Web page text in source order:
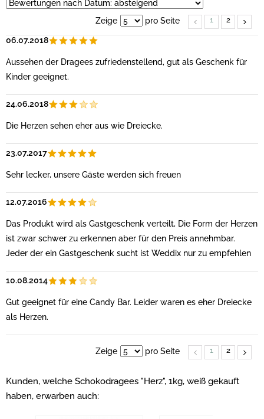
Zeige pro Seite 1 2
06.07.2018
Aussehen der Dragees zufriedenstellend, gut als Geschenk für
Kinder geeignet.
24.06.2018
Die Herzen sehen eher aus wie Dreiecke.
23.07.2017
Sehr lecker, unsere Gäste werden sich freuen
12.07.2016
Das Produkt wird als Gastgeschenk verteilt, Die Form der Herzen
ist zwar schwer zu erkennen aber für den Preis annehmbar.
Jeder der ein Gastgeschenk sucht ist Weddix nur zu empfehlen
10.08.2014
Gut geeignet für eine Candy Bar. Leider waren es eher Dreiecke
als Herzen.
Zeige pro Seite 1 2
Kunden, welche Schokodragees "Herz", 1kg, weiß gekauft
haben, erwarben auch: